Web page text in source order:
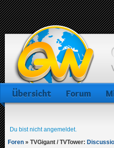
Übersicht Forum
Du bist nicht angemeldet.
Foren » TVGigant / TVTower: